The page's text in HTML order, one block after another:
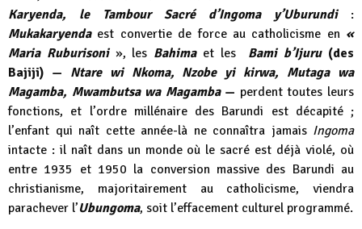
Karyenda, le Tambour Sacré d’Ingoma y’Uburundi:
Mukakaryendaest convertie de force au catholicisme en «
Maria Ruburisoni », les Bahimaet les Bami b’Ijuru(des
Bajiji) — Ntare wi Nkoma, Nzobe yi kirwa, Mutaga wa
Magamba, Mwambutsa wa Magamba— perdent toutes leurs
fonctions, et l’ordre millénaire des Barundi est décapité ;
l’enfant qui naît cette année-là ne connaîtra jamais Ingoma
intacte : il naît dans un monde où le sacré est déjà violé, où
entre 1935 et 1950 la conversion massive des Barundi au
christianisme, majoritairement au catholicisme, viendra
parachever l’Ubungoma, soit l’effacement culturel programmé.